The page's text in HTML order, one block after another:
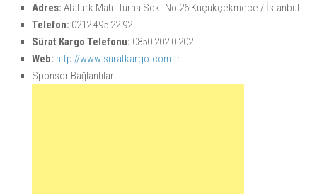
Adres: Atatürk Mah. Turna Sok. No:26 Küçükçekmece / İstanbul
Telefon: 0212 495 22 92
Sürat Kargo Telefonu: 0850 202 0 202
Web: http://www.suratkargo.com.tr
Sponsor Bağlantılar: